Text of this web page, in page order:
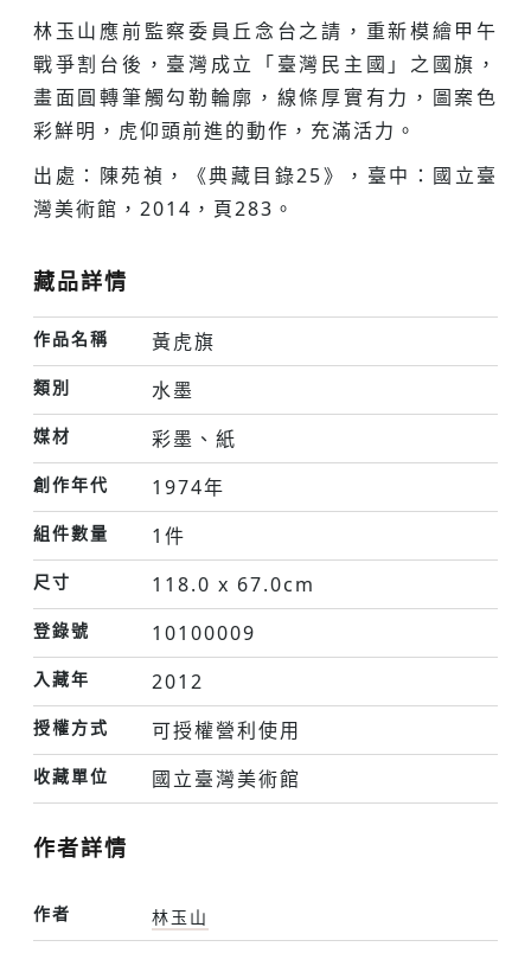
林玉山應前監察委員丘念台之請，重新模繪甲午
戰爭割台後，臺灣成立「臺灣民主國」之國旗，
畫面圓轉筆觸勾勒輪廓，線條厚實有力，圖案色
彩鮮明，虎仰頭前進的動作，充滿活力。
出處：陳苑禎，《典藏目錄25》，臺中：國立臺
灣美術館，2014，頁283。
藏品詳情
作品名稱 黃虎旗
類別 水墨
媒材 彩墨、紙
創作年代 1974年
組件數量 1件
尺寸 118.0 x 67.0cm
登錄號 10100009
入藏年 2012
授權方式 可授權營利使用
收藏單位 國立臺灣美術館
作者詳情
作者
林玉山